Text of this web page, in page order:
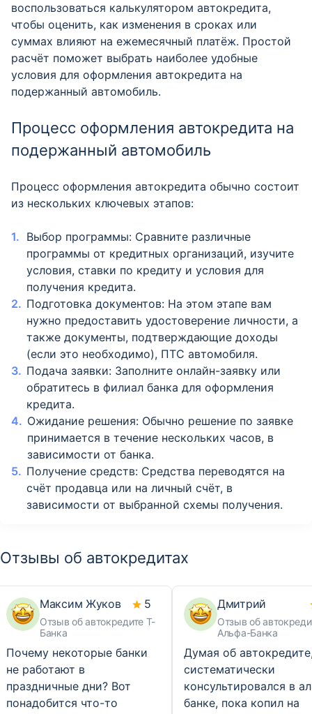
воспользоваться калькулятором автокредита,
чтобы оценить, как изменения в сроках или
суммах влияют на ежемесячный платёж. Простой
расчёт поможет выбрать наиболее удобные
условия для оформления автокредита на
подержанный автомобиль.
Процесс оформления автокредита на
подержанный автомобиль
Процесс оформления автокредита обычно состоит
из нескольких ключевых этапов:
Выбор программы: Сравните различные
программы от кредитных организаций, изучите
условия, ставки по кредиту и условия для
получения кредита.
Подготовка документов: На этом этапе вам
нужно предоставить удостоверение личности, а
также документы, подтверждающие доходы
(если это необходимо), ПТС автомобиля.
Подача заявки: Заполните онлайн-заявку или
обратитесь в филиал банка для оформления
кредита.
Ожидание решения: Обычно решение по заявке
принимается в течение нескольких часов, в
зависимости от банка.
Получение средств: Средства переводятся на
счёт продавца или на личный счёт, в
зависимости от выбранной схемы получения.
Отзывы об автокредитах
Максим Жуков
Отзыв об автокредите Т-
Банка
5
Почему некоторые банки
не работают в
праздничные дни? Вот
понадобится что-то
Дмитрий
Отзыв об
Альфа-Банка
Думая об
систематически
консультировался в
банке, пока копил на